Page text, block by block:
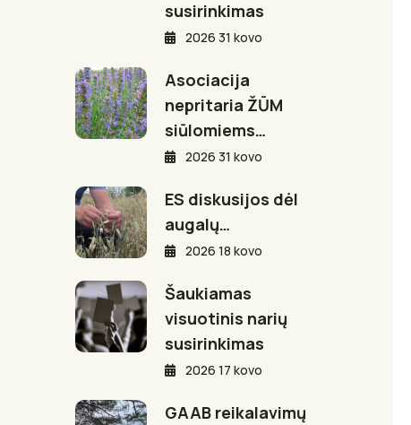
susirinkimas
2026 31 kovo
Asociacija
nepritaria ŽŪM
siūlomiems…
2026 31 kovo
ES diskusijos dėl
augalų…
2026 18 kovo
Šaukiamas
visuotinis narių
susirinkimas
2026 17 kovo
GAAB reikalavimų